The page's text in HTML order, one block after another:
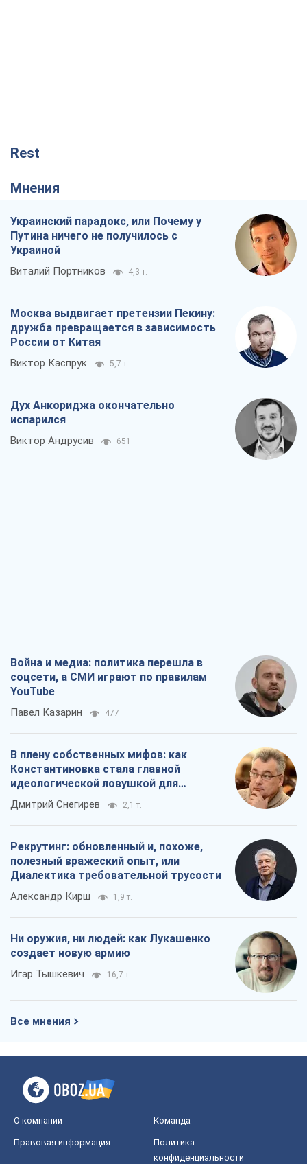
Rest
Мнения
Украинский парадокс, или Почему у
Путина ничего не получилось с
Украиной
Виталий Портников 4,3 т.
Москва выдвигает претензии Пекину:
дружба превращается в зависимость
России от Китая
Виктор Каспрук 5,7 т.
Дух Анкориджа окончательно
испарился
Виктор Андрусив 651
Война и медиа: политика перешла в
соцсети, а СМИ играют по правилам
YouTube
Павел Казарин 477
В плену собственных мифов: как
Константиновка стала главной
идеологической ловушкой для
российских оккупантов
Дмитрий Снегирев 2,1 т.
Рекрутинг: обновленный и, похоже,
полезный вражеский опыт, или
Диалектика требовательной трусости
Александр Кирш 1,9 т.
Ни оружия, ни людей: как Лукашенко
создает новую армию
Игар Тышкевич 16,7 т.
Все мнения
О компании Команда
Правовая информация
Политика
конфиденциальности